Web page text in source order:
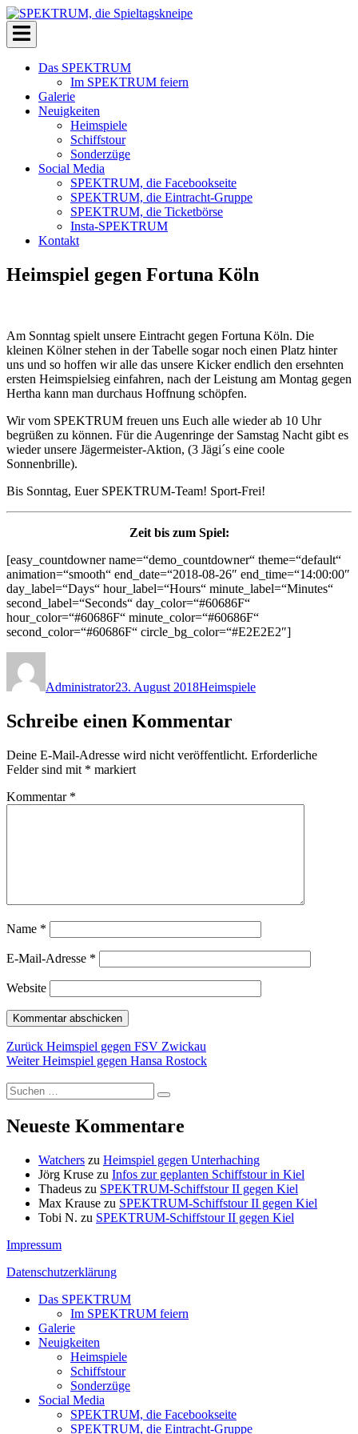
Zum
Inhalt
springen
SPEKTRUM, die Spieltagskneipe
Die Kneipe für echte Eintrachtfans
Das SPEKTRUM
Im SPEKTRUM feiern
Galerie
Neuigkeiten
Heimspiele
Schiffstour
Sonderzüge
Social Media
SPEKTRUM, die Facebookseite
SPEKTRUM, die Eintracht-Gruppe
SPEKTRUM, die Ticketbörse
Insta-SPEKTRUM
Kontakt
Heimspiel gegen Fortuna Köln
Am Sonntag spielt unsere Eintracht gegen Fortuna Köln. Die
kleinen Kölner stehen in der Tabelle sogar noch einen Platz hinter
uns und so hoffen wir alle das unsere Kicker endlich den ersehnten
ersten Heimspielsieg einfahren, nach der Leistung am Montag gegen
Hertha kann man durchaus Hoffnung schöpfen.
Wir vom SPEKTRUM freuen uns Euch alle wieder ab 10 Uhr
begrüßen zu können. Für die Augenringe der Samstag Nacht gibt es
wieder unsere Jägermeister-Aktion, (3 Jägi´s eine coole
Sonnenbrille).
Bis Sonntag, Euer SPEKTRUM-Team! Sport-Frei!
Zeit bis zum Spiel:
[easy_countdowner name=“demo_countdowner“ theme=“default“
animation=“smooth“ end_date=“2018-08-26″ end_time=“14:00:00″
day_label=“Days“ hour_label=“Hours“ minute_label=“Minutes“
second_label=“Seconds“ day_color=“#60686F“
hour_color=“#60686F“ minute_color=“#60686F“
second_color=“#60686F“ circle_bg_color=“#E2E2E2″]
Administrator23. August 2018Heimspiele
Schreibe einen Kommentar
Deine E-Mail-Adresse wird nicht veröffentlicht. Erforderliche
Felder sind mit * markiert
Kommentar *
Name *
E-Mail-Adresse *
Website
Beitragsnavigation
Zurück Vorheriger
Beitrag:
Heimspiel gegen FSV Zwickau
Weiter Nächster
Heimspiel gegen Hansa Rostock
Suchen
nach:
Suchen
Neueste Kommentare
Watchers zu Heimspiel gegen Unterhaching
Jörg Kruse zu Infos zur geplanten Schiffstour in Kiel
Thadeus zu SPEKTRUM-Schiffstour II gegen Kiel
Max Krause zu SPEKTRUM-Schiffstour II gegen Kiel
Tobi N. zu SPEKTRUM-Schiffstour II gegen Kiel
Impressum
Datenschutzerklärung
Das SPEKTRUM
Im SPEKTRUM feiern
Galerie
Neuigkeiten
Heimspiele
Schiffstour
Sonderzüge
Social Media
SPEKTRUM, die Facebookseite
SPEKTRUM, die Eintracht-Gruppe